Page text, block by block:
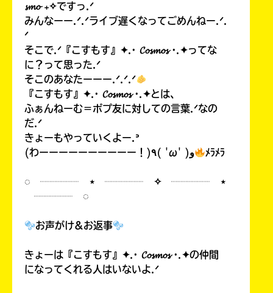
𝓼𝓶𝓸 ₊✧ですっ.ᐟ
みんなーー.ᐟ.ᐟライブ遅くなってごめんねー.ᐟ.
ᐟ
そこで.ᐟ『こすもす』✦.· 𝓒𝓸𝓼𝓶𝓸𝓼 ·.✦ってな
に？って思った.ᐟ
そこのあなたーーー.ᐟ.ᐟ.ᐟ
『こすもす』✦.· 𝓒𝓸𝓼𝓶𝓸𝓼 ·.✦とは、
ふぁんねーむ＝ポプ友に対しての言葉.ᐟなの
だ.ᐟ
きょーもやっていくよー.ᐣ
(わーーーーーーーーーー！)٩( 'ω' )و
ﾒﾗﾒﾗ
◌ ┈┈┈┈ ⋆ ┈┈┈┈ ✧ ┈┈┈┈ ⋆
┈┈┈┈ ◌
お声がけ&お返事
きょーは『こすもす』✦.· 𝓒𝓸𝓼𝓶𝓸𝓼 ·.✦の仲間
になってくれる人はいないよ.ᐟ